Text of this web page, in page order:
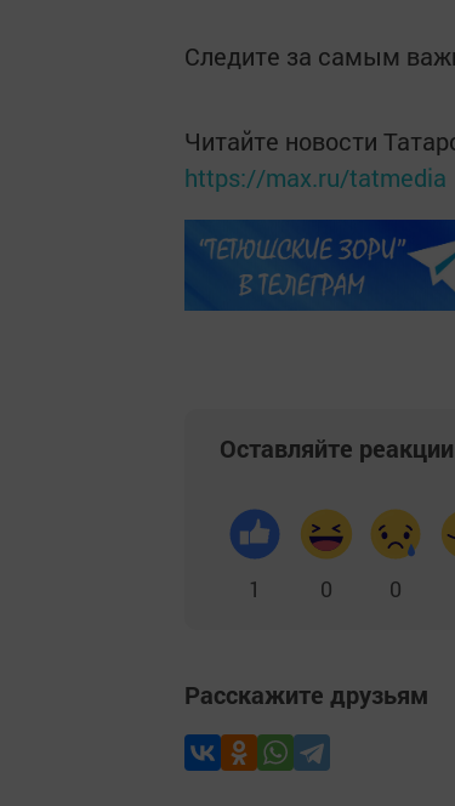
Следите за самым
Читайте новости
https://max.ru/tatmedia
Оставляйте реакции
1 0 0
Расскажите друзьям